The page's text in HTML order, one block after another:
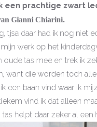
een prachtige zwart
Gianni Chiarini.
tjsa daar had ik nog niet
werk op het
oude tas mee en trek ik
want die worden toch
een baan vind waar ik
vind ik dat alleen
tas helpt daar zeker al een